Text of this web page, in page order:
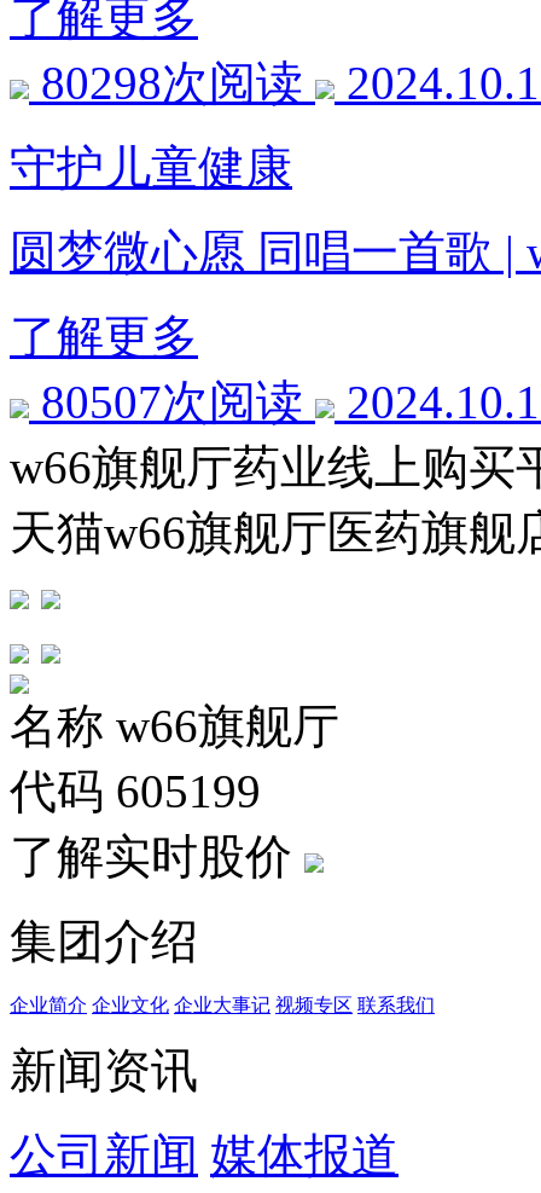
了解更多
80298次阅读
守护儿童健康
圆梦微心愿 同唱一首歌 |
了解更多
80507次阅读
w66旗舰厅药业线上购买
天猫w66旗舰厅医药旗舰
名称 w66旗舰厅
代码 605199
了解实时股价
集团介绍
企业简介 企业文化 企业⼤事记 视频专区 联系我们
新闻资讯
公司新闻 媒体报道